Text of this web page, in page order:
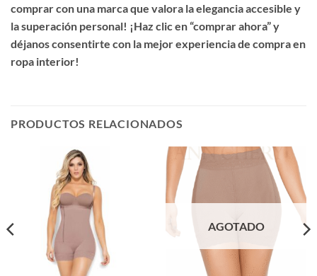
comprar con una marca que valora la elegancia accesible y
la superación personal! ¡Haz clic en “comprar ahora” y
déjanos consentirte con la mejor experiencia de compra en
ropa interior!
PRODUCTOS RELACIONADOS
AGOTADO